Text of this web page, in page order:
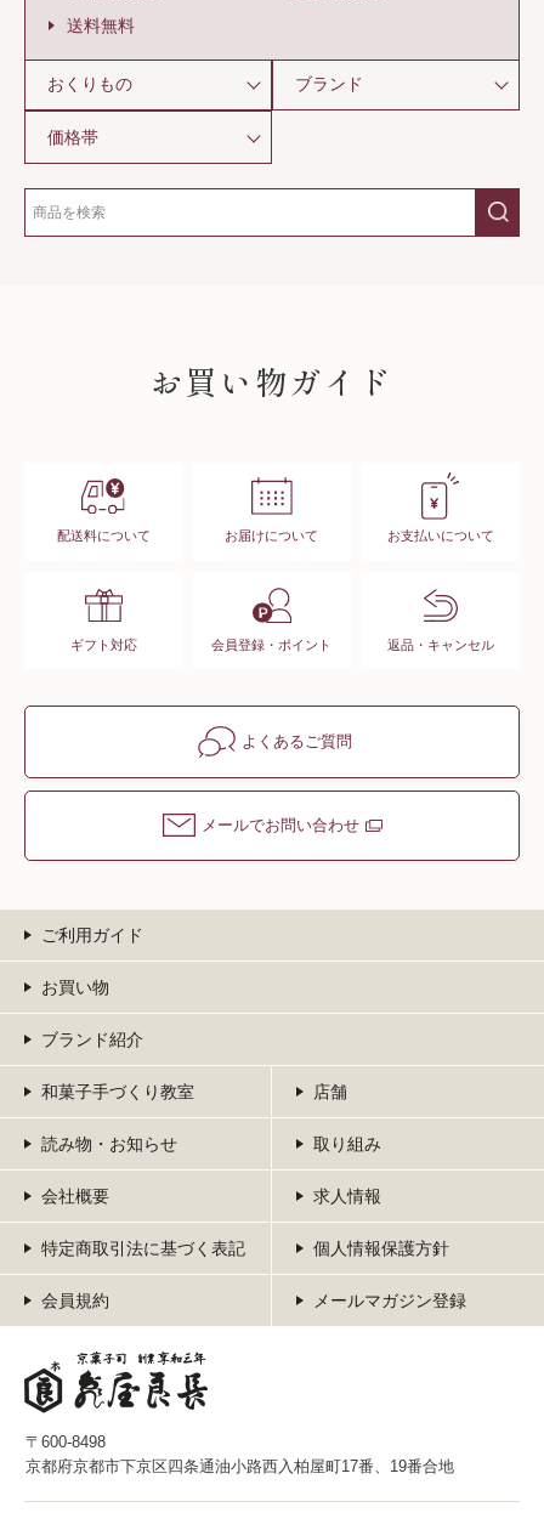
送料無料
おくりもの ブランド
価格帯
お買い物ガイド
配送料について お届けについて お支払いについて
ギフト対応 会員登録・ポイント 返品・キャンセル
よくあるご質問
メールでお問い合わせ
ご利用ガイド
お買い物
ブランド紹介
和菓子手づくり教室 店舗
読み物・お知らせ 取り組み
会社概要 求人情報
特定商取引法に基づく表記 個人情報保護方針
会員規約 メールマガジン登録
〒600-8498
京都府京都市下京区四条通油小路西入柏屋町17番、19番合地